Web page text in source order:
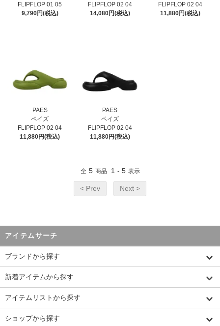
FLIPFLOP 01 05
9,790円(税込)
FLIPFLOP 02 04
14,080円(税込)
FLIPFLOP 02 04
11,880円(税込)
PAES
ペイズ
FLIPFLOP 02 04
11,880円(税込)
PAES
ペイズ
FLIPFLOP 02 04
11,880円(税込)
全 5 商品 1 - 5 表示
< Prev Next >
アイテムサーチ
ブランドから探す
新着アイテムから探す
アイテムリストから探す
ショップから探す